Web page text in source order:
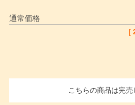
通常価格
こちらの商品は完売